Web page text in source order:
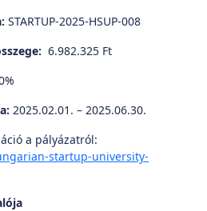
STARTUP-2025-HSUP-008
6.982.325 Ft
2025.02.01. – 2025.06.30.
a pályázatról:
startup-university-